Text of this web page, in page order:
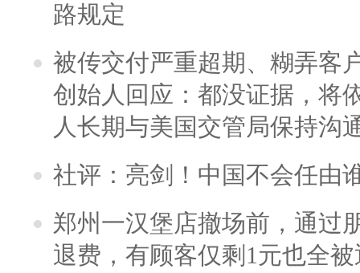
路规定
被传交付严重超期、糊弄客
创始人回应：都没证据，将
人长期与美国交管局保持沟
社评：亮剑！中国不会任由
郑州一汉堡店撤场前，通过
退费，有顾客仅剩1元也全